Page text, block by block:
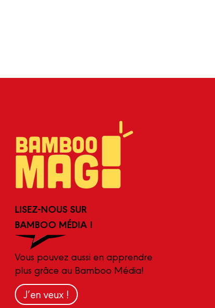
LISEZ-NOUS SUR
BAMBOO MÉDIA !
Vous pouvez aussi en apprendre
plus grâce au Bamboo Média!
J’en veux !